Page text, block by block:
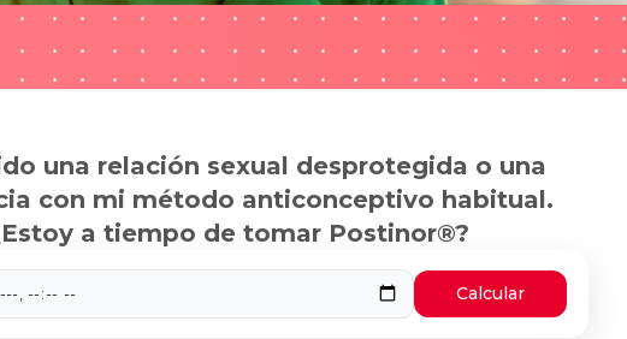
una relación sexual desprotegida o una
con mi método anticonceptivo habitual.
a tiempo de tomar Postinor®?
Calcular